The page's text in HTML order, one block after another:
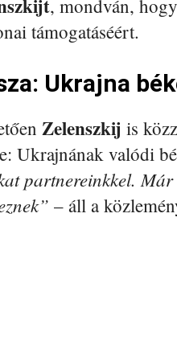
, mondván,
támogatáséért.
Ukrajna
Zelenszkij is
Ukrajnának valódi
partnereinkkel.
– áll a